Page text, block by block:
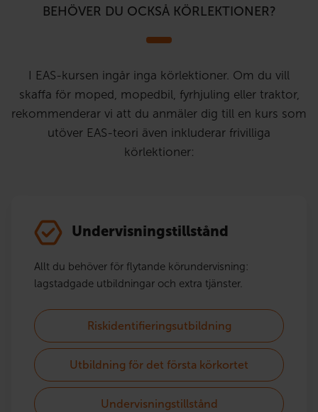
BEHÖVER DU OCKSÅ KÖRLEKTIONER?
I EAS-kursen ingår inga körlektioner. Om du vill
skaffa för moped, mopedbil, fyrhjuling eller traktor,
rekommenderar vi att du anmäler dig till en kurs som
utöver EAS-teori även inkluderar frivilliga
körlektioner:
Undervisningstillstånd
Allt du behöver för flytande körundervisning:
lagstadgade utbildningar och extra tjänster.
Riskidentifieringsutbildning
Utbildning för det första körkortet
Undervisningstillstånd